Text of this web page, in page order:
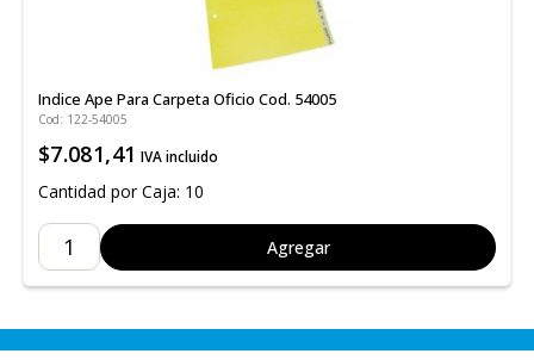
Indice Ape Para Carpeta Oficio Cod. 54005
Cod: 122-54005
$7.081,41 IVA incluido
Cantidad por Caja: 10
Agregar